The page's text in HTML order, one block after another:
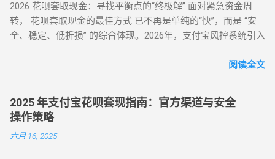
帮亲友充值并代收现金 约 2% 即时 黄金/硬通货模式 支付宝黄
金回购或实物金 视金价波动 2-3个工作日 二、 深度步骤：花呗
如何自己正确操作？ 方法 1：利用数码产品回购（最稳健） 这
2026 花呗套取现金：寻找平衡点的“终极解” 面对紧急资金周
转， 花呗套取现金的最佳方式 已不再是单纯的“快”，而是 “安
全、稳定、低折损” 的综合体现。2026年，支付宝风控系统引入
足之地。经过行业深度评测，目前的最佳方式被定义为基于真
服务费率为 6.5% - 8.8% 。 行业首选 抗风控权重最高 24H 实时
响应 很多用户由于信息不对称，往往在“追求低费率”和“确保安
全性”之间左右为难。本文将从职业周转人的视角，为您全方位
拆解目前市面上所有主流方式的底层逻辑，帮您选出当下的“最
阅读全文
2025 年支付宝花呗套现指南：官方渠道与安全
操作策略
六月 16, 2025